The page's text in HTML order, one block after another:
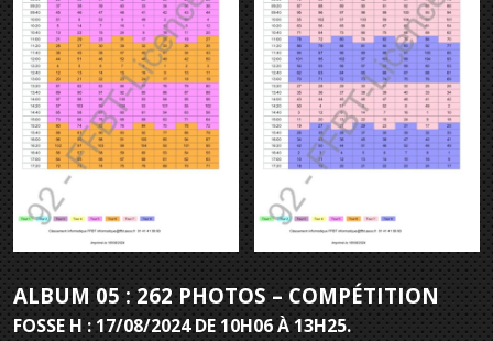
ALBUM 05 : 262 PHOTOS – COMPÉTITION
FOSSE H : 17/08/2024 DE 10H06 À 13H25.